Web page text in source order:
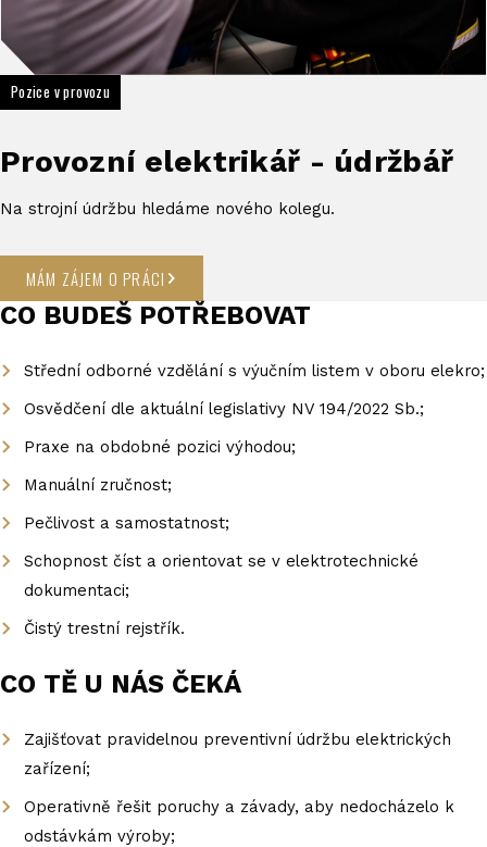
Pozice v provozu
Provozní elektrikář - údržbář
Na strojní údržbu hledáme nového kolegu.
MÁM ZÁJEM O PRÁCI
CO BUDEŠ POTŘEBOVAT
Střední odborné vzdělání s výučním listem v oboru elekro;
Osvědčení dle aktuální legislativy NV 194/2022 Sb.;
Praxe na obdobné pozici výhodou;
Manuální zručnost;
Pečlivost a samostatnost;
Schopnost číst a orientovat se v elektrotechnické
dokumentaci;
Čistý trestní rejstřík.
CO TĚ U NÁS ČEKÁ
Zajišťovat pravidelnou preventivní údržbu elektrických
zařízení;
Operativně řešit poruchy a závady, aby nedocházelo k
odstávkám výroby;